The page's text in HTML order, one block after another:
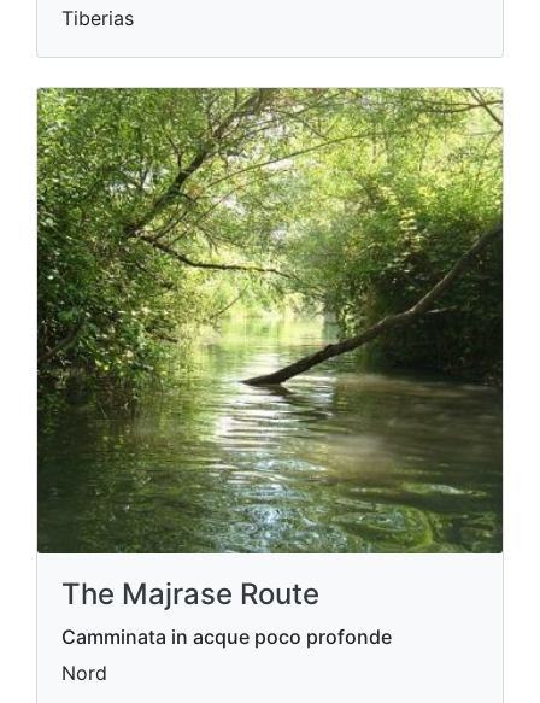
Tiberias
The Majrase Route
Camminata in acque poco profonde
Nord